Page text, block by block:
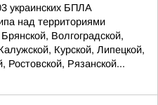
украинских БПЛА
над территориями
Волгоградской,
Курской, Липецкой,
Ростовской, Рязанской...